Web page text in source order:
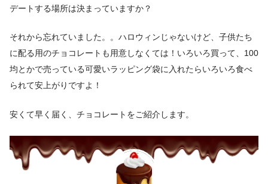
デートする場所は決まっていますか？
それから忘れていました。。ハロウィンじゃないけど、子供たち
に配る用のチョコレートも用意しなくては！いろいろ買って、100
均とかで売っている可愛いラッピング袋に入れたらいろいろ食べ
られて安上がりですよ！
安くて早く届く、チョコレートをご紹介します。